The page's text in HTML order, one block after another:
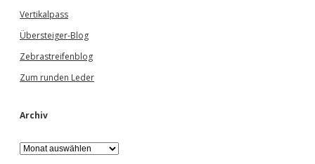
Vertikalpass
Übersteiger-Blog
Zebrastreifenblog
Zum runden Leder
Archiv
A
r